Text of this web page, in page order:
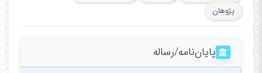
پژوهان
پایان‌نامه‌/رساله